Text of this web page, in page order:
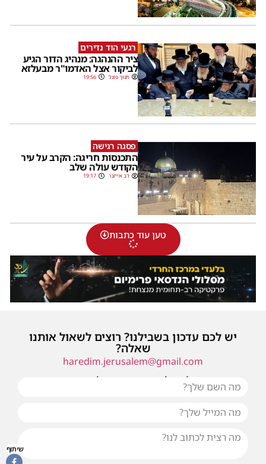
רגעי הוד נדירים
ציר ההנהגה: מנהיג הדור הגיע
לביקור אצל האדמו"ר מבעלזא
חנוך פוגל 19:56
פסגה רגישה
התכנסות חריגה: הקרב על עיר
הקודש עולה שלב
דב אייזנר 19:17
טען עוד כתבות
יש לכם עדכון בשבילנו? רוצים לשאול אותנו
שאלה?
haredim.jerusalem@gmail.com
או שילחו אלינו פנייה ונחזור אליכם בהקדם
שיתוף